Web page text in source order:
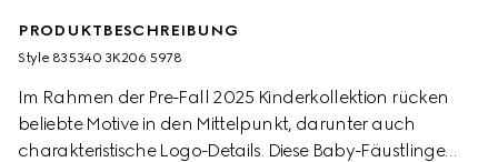
PRODUKTBESCHREIBUNG
Style ‎835340 3K206 5978
Im Rahmen der Pre-Fall 2025 Kinderkollektion rücken
beliebte Motive in den Mittelpunkt, darunter auch
charakteristische Logo-Details. Diese Baby-Fäustlinge